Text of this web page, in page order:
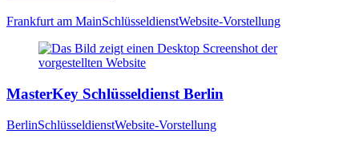
Frankfurt am MainSchlüsseldienstWebsite-Vorstellung
MasterKey Schlüsseldienst Berlin
BerlinSchlüsseldienstWebsite-Vorstellung